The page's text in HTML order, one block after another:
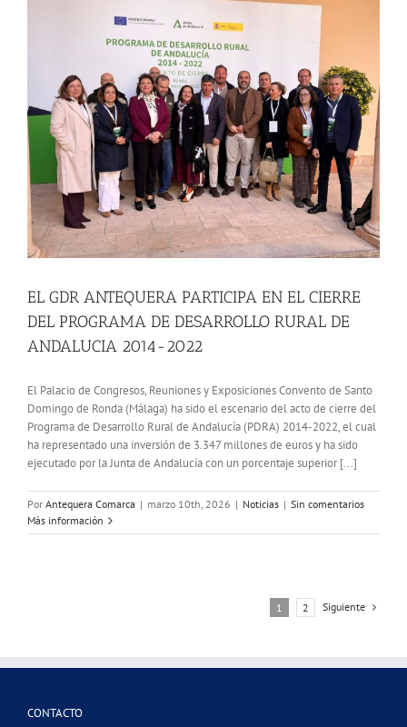
EL GDR ANTEQUERA PARTICIPA EN EL CIERRE
DEL PROGRAMA DE DESARROLLO RURAL DE
ANDALUCIA 2014-2022
El Palacio de Congresos, Reuniones y Exposiciones Convento de Santo
Domingo de Ronda (Málaga) ha sido el escenario del acto de cierre del
Programa de Desarrollo Rural de Andalucía (PDRA) 2014-2022, el cual
ha representado una inversión de 3.347 millones de euros y ha sido
ejecutado por la Junta de Andalucía con un porcentaje superior [...]
Por Antequera Comarca | marzo 10th, 2026 | Noticias | Sin comentarios
Más información
1 2 Siguiente
CONTACTO